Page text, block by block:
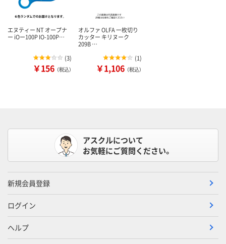
エヌティー NT オープナ
ー iOー100P IO-100P…
(3)
￥156 （税込）
オルファ OLFA 一枚切り
カッター キリヌーク
209B …
(1)
￥1,106 （税込）
アスクルについて
お気軽にご質問ください。
新規会員登録
ログイン
ヘルプ